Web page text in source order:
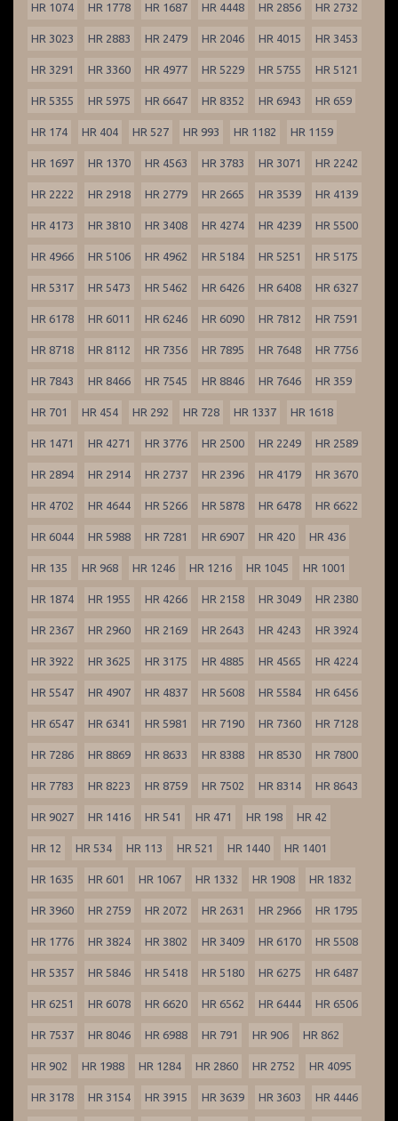
HR 1074 HR 1778 HR 1687 HR 4448 HR 2856 HR 2732
HR 3023 HR 2883 HR 2479 HR 2046 HR 4015 HR 3453
HR 3291 HR 3360 HR 4977 HR 5229 HR 5755 HR 5121
HR 5355 HR 5975 HR 6647 HR 8352 HR 6943 HR 659
HR 174 HR 404 HR 527 HR 993 HR 1182 HR 1159
HR 1697 HR 1370 HR 4563 HR 3783 HR 3071 HR 2242
HR 2222 HR 2918 HR 2779 HR 2665 HR 3539 HR 4139
HR 4173 HR 3810 HR 3408 HR 4274 HR 4239 HR 5500
HR 4966 HR 5106 HR 4962 HR 5184 HR 5251 HR 5175
HR 5317 HR 5473 HR 5462 HR 6426 HR 6408 HR 6327
HR 6178 HR 6011 HR 6246 HR 6090 HR 7812 HR 7591
HR 8718 HR 8112 HR 7356 HR 7895 HR 7648 HR 7756
HR 7843 HR 8466 HR 7545 HR 8846 HR 7646 HR 359
HR 701 HR 454 HR 292 HR 728 HR 1337 HR 1618
HR 1471 HR 4271 HR 3776 HR 2500 HR 2249 HR 2589
HR 2894 HR 2914 HR 2737 HR 2396 HR 4179 HR 3670
HR 4702 HR 4644 HR 5266 HR 5878 HR 6478 HR 6622
HR 6044 HR 5988 HR 7281 HR 6907 HR 420 HR 436
HR 135 HR 968 HR 1246 HR 1216 HR 1045 HR 1001
HR 1874 HR 1955 HR 4266 HR 2158 HR 3049 HR 2380
HR 2367 HR 2960 HR 2169 HR 2643 HR 4243 HR 3924
HR 3922 HR 3625 HR 3175 HR 4885 HR 4565 HR 4224
HR 5547 HR 4907 HR 4837 HR 5608 HR 5584 HR 6456
HR 6547 HR 6341 HR 5981 HR 7190 HR 7360 HR 7128
HR 7286 HR 8869 HR 8633 HR 8388 HR 8530 HR 7800
HR 7783 HR 8223 HR 8759 HR 7502 HR 8314 HR 8643
HR 9027 HR 1416 HR 541 HR 471 HR 198 HR 42
HR 12 HR 534 HR 113 HR 521 HR 1440 HR 1401
HR 1635 HR 601 HR 1067 HR 1332 HR 1908 HR 1832
HR 3960 HR 2759 HR 2072 HR 2631 HR 2966 HR 1795
HR 1776 HR 3824 HR 3802 HR 3409 HR 6170 HR 5508
HR 5357 HR 5846 HR 5418 HR 5180 HR 6275 HR 6487
HR 6251 HR 6078 HR 6620 HR 6562 HR 6444 HR 6506
HR 7537 HR 8046 HR 6988 HR 791 HR 906 HR 862
HR 902 HR 1988 HR 1284 HR 2860 HR 2752 HR 4095
HR 3178 HR 3154 HR 3915 HR 3639 HR 3603 HR 4446